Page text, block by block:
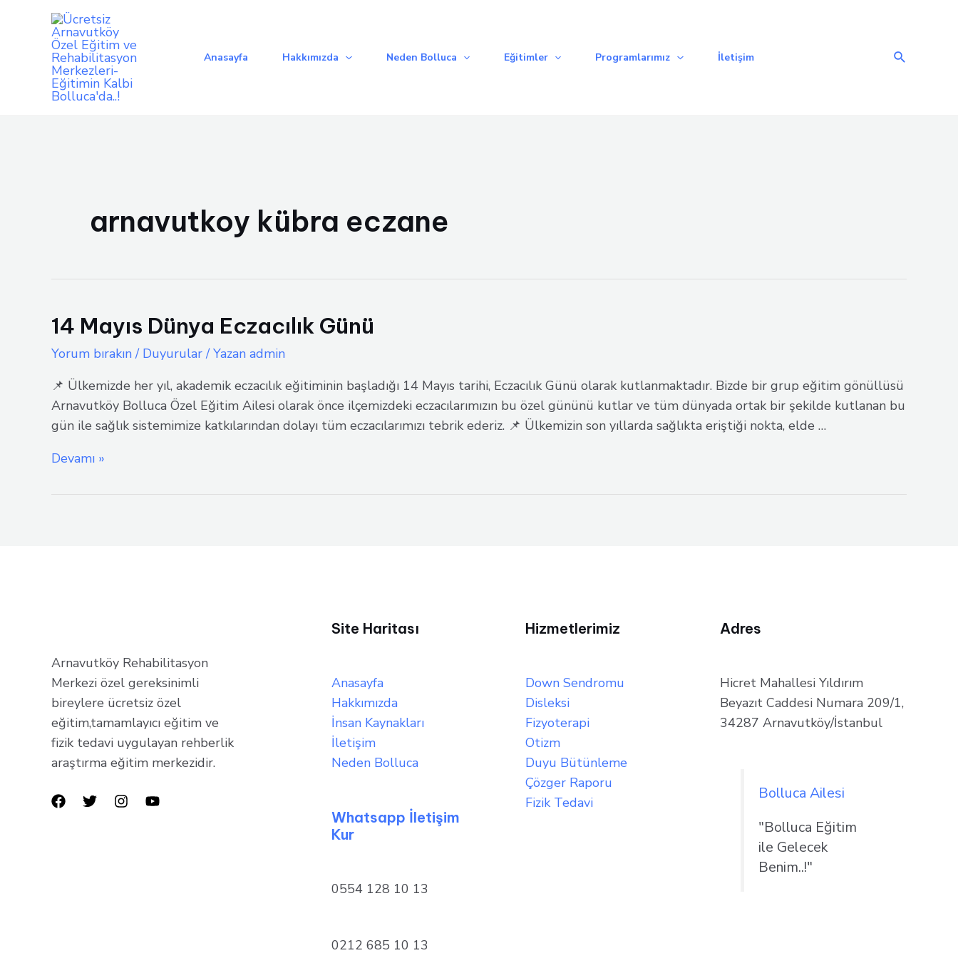
Anasayfa Hakkımızda Neden Bolluca Eğitimler Programlarımız İletişim Arama
arnavutkoy kübra eczane
14 Mayıs Dünya Eczacılık Günü
Yorum bırakın / Duyurular/ Yazan admin
📌 Ülkemizde her yıl, akademik eczacılık eğitiminin başladığı 14 Mayıs tarihi, Eczacılık Günü olarak kutlanmaktadır. Bizde bir grup eğitim gönüllüsü
Arnavutköy Bolluca Özel Eğitim Ailesi olarak önce ilçemizdeki eczacılarımızın bu özel gününü kutlar ve tüm dünyada ortak bir şekilde kutlanan bu
gün ile sağlık sistemimize katkılarından dolayı tüm eczacılarımızı tebrik ederiz. 📌 Ülkemizin son yıllarda sağlıkta eriştiği nokta, elde …
14
Dünya
Devamı »
Arnavutköy Rehabilitasyon
Merkezi özel gereksinimli
bireylere ücretsiz özel
eğitim,tamamlayıcı eğitim ve
fizik tedavi uygulayan rehberlik
araştırma eğitim merkezidir.
Site Haritası
Anasayfa
Hakkımızda
İnsan Kaynakları
İletişim
Neden Bolluca
Whatsapp İletişim
Kur
0554 128 10 13
0212 685 10 13
Hizmetlerimiz
Down Sendromu
Disleksi
Fizyoterapi
Otizm
Duyu Bütünleme
Çözger Raporu
Fizik Tedavi
Adres
Hicret Mahallesi Yıldırım
Beyazıt Caddesi Numara 209/1,
34287 Arnavutköy/İstanbul
Bolluca Ailesi
"Bolluca Eğitim
ile Gelecek
Benim..!"